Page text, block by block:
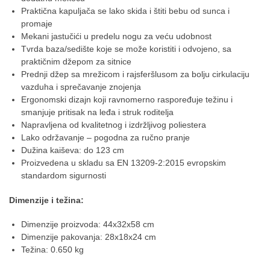
Praktična kapuljača se lako skida i štiti bebu od sunca i
promaje
Mekani jastučići u predelu nogu za veću udobnost
Tvrda baza/sedište koje se može koristiti i odvojeno, sa
praktičnim džepom za sitnice
Prednji džep sa mrežicom i rajsferšlusom za bolju cirkulaciju
vazduha i sprečavanje znojenja
Ergonomski dizajn koji ravnomerno raspoređuje težinu i
smanjuje pritisak na leđa i struk roditelja
Napravljena od kvalitetnog i izdržljivog poliestera
Lako održavanje – pogodna za ručno pranje
Dužina kaiševa: do 123 cm
Proizvedena u skladu sa EN 13209-2:2015 evropskim
standardom sigurnosti
Dimenzije i težina:
Dimenzije proizvoda: 44x32x58 cm
Dimenzije pakovanja: 28x18x24 cm
Težina: 0.650 kg